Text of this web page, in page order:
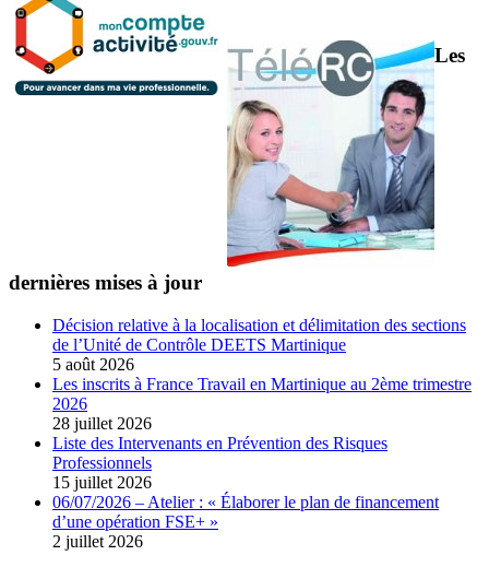
Les
dernières mises à jour
Décision relative à la localisation et délimitation des sections
de l’Unité de Contrôle DEETS Martinique
5 août 2026
Les inscrits à France Travail en Martinique au 2ème trimestre
2026
28 juillet 2026
Liste des Intervenants en Prévention des Risques
Professionnels
15 juillet 2026
06/07/2026 – Atelier : « Élaborer le plan de financement
d’une opération FSE+ »
2 juillet 2026